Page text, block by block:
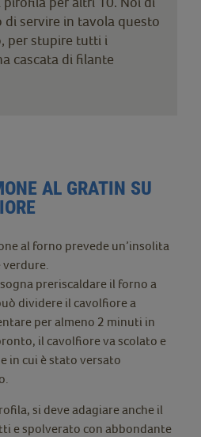
di servire in tavola questo
per stupire tutti i
cascata di filante
AL GRATIN SU
al forno prevede un’insolita
preriscaldare il forno a
dividere il cavolfiore a
per almeno 2 minuti in
il cavolfiore va scolato e
in cui è stato versato
si deve adagiare anche il
e spolverato con abbondante